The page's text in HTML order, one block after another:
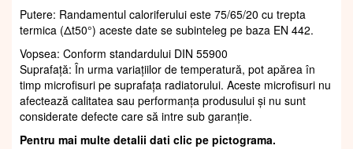
Putere: Randamentul caloriferului este 75/65/20 cu trepta
termica (Δt50°) aceste date se subinteleg pe baza EN 442.
Vopsea: Conform standardului DIN 55900
Suprafaţă: În urma variațiilor de temperatură, pot apărea în
timp microfisuri pe suprafața radiatorului. Aceste microfisuri nu
afectează calitatea sau performanța produsului și nu sunt
considerate defecte care să intre sub garanție.
Pentru mai multe detalii dati clic pe pictograma.